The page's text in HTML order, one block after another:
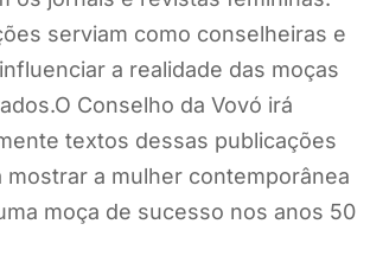
serviam como conselheiras e
a realidade das moças
Conselho da Vovó irá
textos dessas publicações
mostrar a mulher contemporânea
moça de sucesso nos anos 50